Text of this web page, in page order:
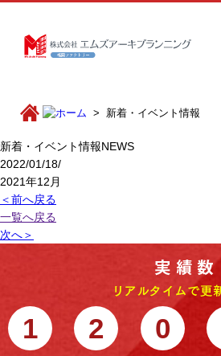
新着・イベント情報
新着・イベント情報NEWS
2022/01/18/
2021年12月
＜前へ戻る
一覧へ戻る
次へ＞
1 2 0